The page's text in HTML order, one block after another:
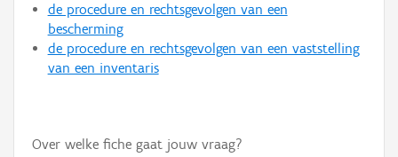
de procedure en rechtsgevolgen van een
bescherming
de procedure en rechtsgevolgen van een vaststelling
van een inventaris
Over welke fiche gaat jouw vraag?